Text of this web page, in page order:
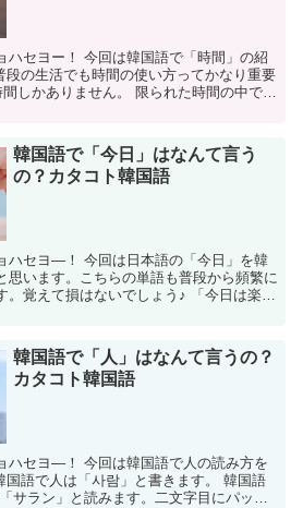
ハセヨー！ 今回は韓国語で「時間」の紹
段の生活でも時間の使い方ってかなり重要
しかありません。 限られた時間の中で選
韓国語で「今日」はなんて言う
の？カタコト韓国語
ハセヨ―！ 今回は日本語の「今日」を韓
思います。こちらの単語も普段から頻繁に
。覚えて損はないでしょう♪ 「今日は楽し
韓国語で「人」はなんて言うの？
カタコト韓国語
ハセヨ―！ 今回は韓国語で人の読み方を
国語で人は「사람」と書きます。 韓国語
サラン」と読みます。二文字目にパッチ